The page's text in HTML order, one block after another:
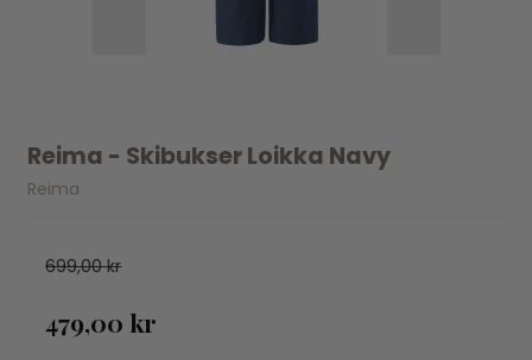
Reima - Skibukser Loikka Navy
Reima
699,00 kr
479,00 kr